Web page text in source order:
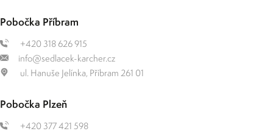
Pobočka Příbram
+420 318 626 915
info@sedlacek-karcher.cz
ul. Hanuše Jelínka, Příbram 261 01
Pobočka Plzeň
+420 377 421 598